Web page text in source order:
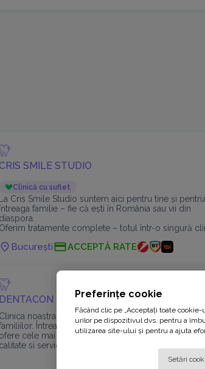
CRIS SMILE STUDIO
Clinică cu suflet
La Cris Smile Studio suntem aici pentru tine și pentru
familie – fie că ești în România sau vii din
diaspora.
Oferim tratamente complete – totul într-o singură
la fațete,
București ACCEPTĂ RATE
DENTACON
Clinica noastra oferă îngrijire dentară personalizată
Întreaga noastră echipă este dedicată să
ofere cele mai înalte standarde de îngrijire dentară
calitate si servicii care sunt adaptate pentru a satisface
Preferințe cookie
Făcând clic pe „Acceptați toate
urilor pe dispozitivul dvs. pentru a
utilizarea site-ului și pentru a ajuta
Setări